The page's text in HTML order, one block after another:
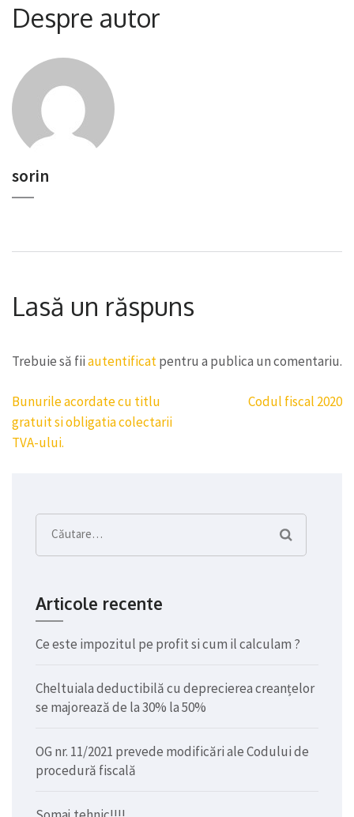
Despre autor
sorin
Lasă un răspuns
Trebuie să fiiautentificatpentru a publica un comentariu.
Navigare
în
articole
Bunurile acordate cu titlu
gratuit si obligatia colectarii
TVA-ului.
Codul fiscal 2020
Caută
după:
Articole recente
Ce este impozitul pe profit si cum il calculam ?
Cheltuiala deductibilă cu deprecierea creanțelor
se majorează de la 30% la 50%
OG nr. 11/2021 prevede modificări ale Codului de
procedură fiscală